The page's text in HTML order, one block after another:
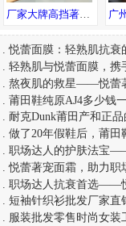
厂家大牌高挡著偧口红香水彩妆化妆品护肤品女包爆款仓库一件代发
.悦蕾面膜：轻熟肌抗衰
.轻熟肌与悦蕾面膜，携
.熬夜肌的救星——悦蕾
.莆田鞋纯原AJ4多少钱
.耐克Dunk莆田产和正
.做了20年假鞋后，莆
.职场达人的护肤法宝
.悦蕾著宠面霜，助力职
.职场达人抗衰首选——
.短袖针织衫批发厂家直
服装批发零售时尚女装